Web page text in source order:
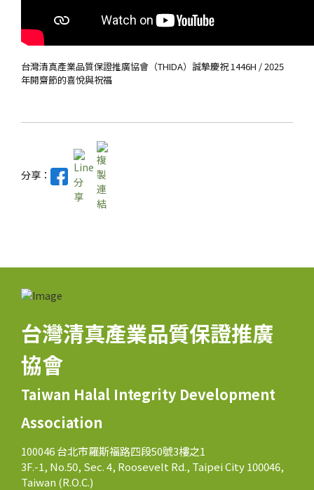
台灣清真產業品質保證推廣協會（THIDA）誠摯慶祝 1446H / 2025
年開齋節的喜悅與祝福
分享：
台灣清真產業品質保證推廣
協會
Taiwan Halal Integrity Development
Association
100046 台北市羅斯福路四段50號3樓之1
3F.-1, No.50, Sec. 4, Roosevelt Rd., Taipei City 100046,
Taiwan (R.O.C.)